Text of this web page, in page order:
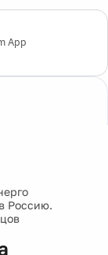
App
Россию.